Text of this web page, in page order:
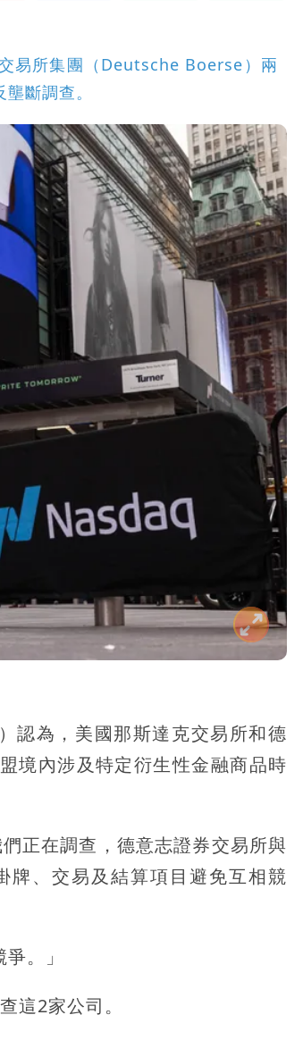
易所集團（Deutsche Boerse）兩
斷調查。
認為，美國那斯達克交易所和德
境內涉及特定衍生性金融商品時
正在調查，德意志證券交易所與
牌、交易及結算項目避免互相競
。」
這2家公司。